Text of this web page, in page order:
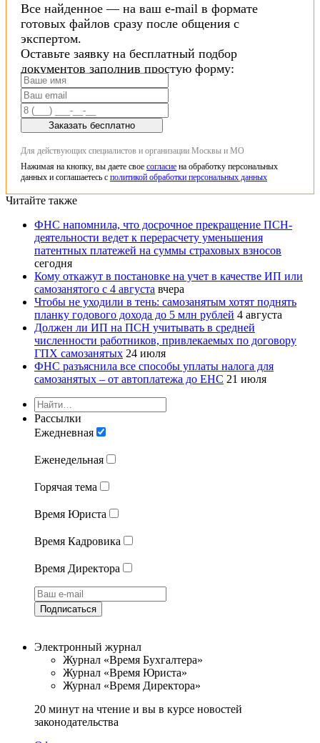
Все найденное — на ваш e-mail в формате
готовых файлов сразу после общения с
экспертом.
Оставьте заявку на бесплатный подбор
документов заполнив простую форму:
Заказать бесплатно
Для действующих специалистов и организации Москвы и МО
Нажимая на кнопку, вы даете свое согласие на обработку персональных
данных и соглашаетесь с политикой обработки персональных данных
Читайте также
ФНС напомнила, что досрочное прекращение ПСН-
деятельности ведет к перерасчету уменьшения
патентных платежей на суммы страховых взносов
сегодня
Кому откажут в постановке на учет в качестве ИП или
самозанятого с 4 августа вчера
Чтобы не уходили в тень: самозанятым хотят поднять
планку годового дохода до 5 млн рублей 4 августа
Должен ли ИП на ПСН учитывать в средней
численности работников, привлекаемых по договору
ГПХ самозанятых 24 июля
ФНС разъяснила все способы уплаты налога для
самозанятых – от автоплатежа до ЕНС 21 июля
Рассылки
Ежедневная
Еженедельная
Горячая тема
Время Юриста
Время Кадровика
Время Директора
Подписаться
Электронный журнал
Журнал «Время Бухгалтера»
Журнал «Время Юриста»
Журнал «Время Директора»
20 минут на чтение и вы в курсе новостей
законодательства